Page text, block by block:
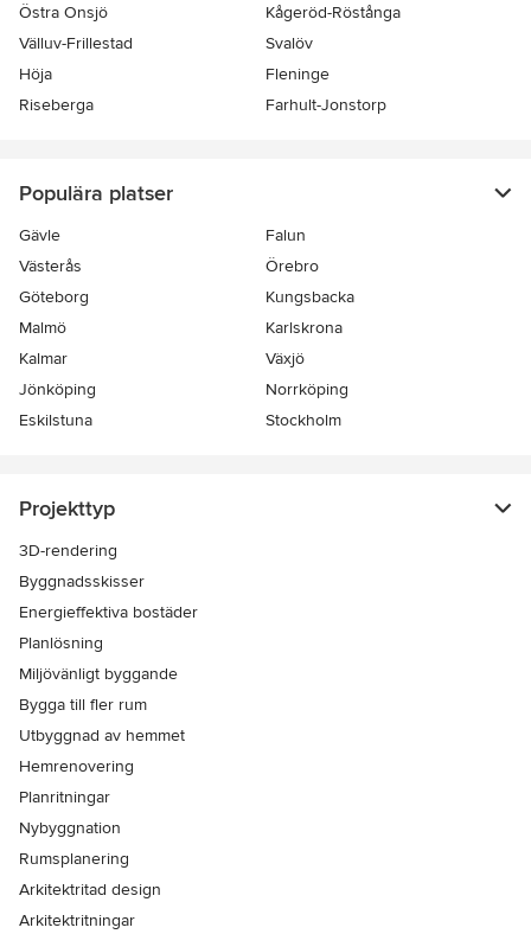
Östra Onsjö
Kågeröd-Röstånga
Välluv-Frillestad
Svalöv
Höja
Fleninge
Riseberga
Farhult-Jonstorp
Populära platser
Gävle
Falun
Västerås
Örebro
Göteborg
Kungsbacka
Malmö
Karlskrona
Kalmar
Växjö
Jönköping
Norrköping
Eskilstuna
Stockholm
Projekttyp
3D-rendering
Byggnadsskisser
Energieffektiva bostäder
Planlösning
Miljövänligt byggande
Bygga till fler rum
Utbyggnad av hemmet
Hemrenovering
Planritningar
Nybyggnation
Rumsplanering
Arkitektritad design
Arkitektritningar